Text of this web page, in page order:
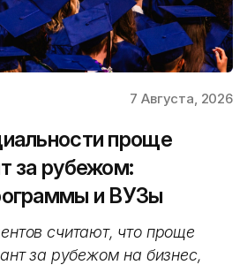
7 Августа, 2026
проще
за рубежом:
и ВУЗы
считают, что проще
за рубежом на бизнес,